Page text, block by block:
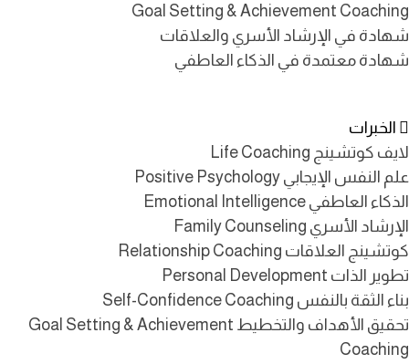
Goal Setting & Achievement Coaching
شهادة في الإرشاد الأسري والعلاقات
شهادة معتمدة في الذكاء العاطفي
الخبرات
لايف كوتشينج Life Coaching
علم النفس الإيجابي Positive Psychology
الذكاء العاطفي Emotional Intelligence
الإرشاد الأسري Family Counseling
كوتشينج العلاقات Relationship Coaching
تطوير الذات Personal Development
بناء الثقة بالنفس Self-Confidence Coaching
تحقيق الأهداف والتخطيط Goal Setting & Achievement
Coaching